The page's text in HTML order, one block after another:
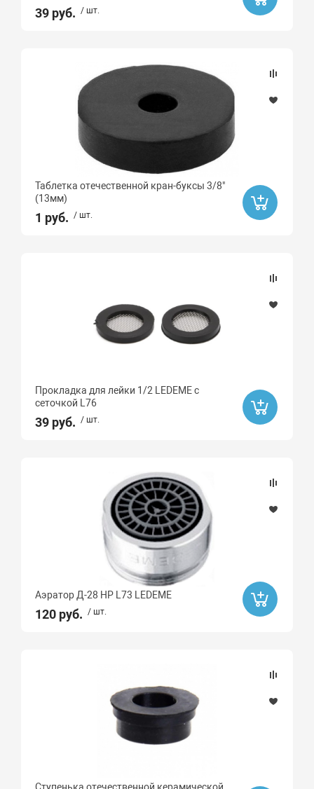
Да
Ликвидация
Ликвидация
Бренд
Назначение (смесители)
Особенности
Гибкий излив
Длинный излив
Литой излив поворотный
Монолитный излив
Поворотный излив плоский
Гибкий шланг
39 руб. / шт.
Таблетка отечественной кран-буксы 3/8"
(13мм)
1 руб. / шт.
Прокладка для лейки 1/2 LEDEME с
сеточкой L76
39 руб. / шт.
Аэратор Д-28 НР L73 LEDEME
120 руб. / шт.